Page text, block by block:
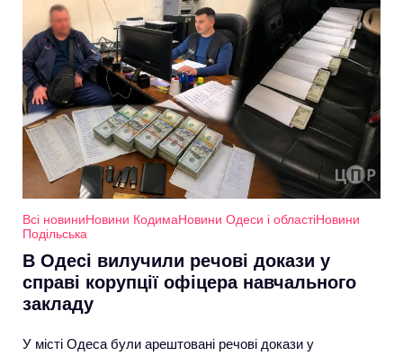
Всі новиниНовини КодимаНовини Одеси і областіНовини
Подільська
В Одесі вилучили речові докази у
справі корупції офіцера навчального
закладу
У місті Одеса були арештовані речові докази у